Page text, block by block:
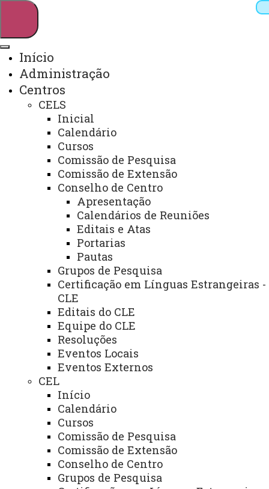
Webmail Sistemas
Arquivo Virtual
Início
Administração
Centros
CELS
Inicial
Calendário
Cursos
Comissão de Pesquisa
Comissão de Extensão
Conselho de Centro
Apresentação
Calendários de Reuniões
Editais e Atas
Portarias
Pautas
Grupos de Pesquisa
Certificação em Línguas Estrangeiras -
CLE
Editais do CLE
Equipe do CLE
Resoluções
Eventos Locais
Eventos Externos
CEL
Início
Calendário
Cursos
Comissão de Pesquisa
Comissão de Extensão
Conselho de Centro
Grupos de Pesquisa
Universidade Estadual do Oeste do
Campus Foz do Iguaçu
Sobre Nós